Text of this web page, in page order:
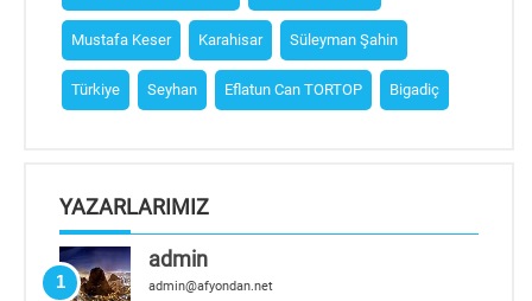
Mustafa Keser Karahisar Süleyman Şahin
Türkiye Seyhan Eflatun Can TORTOP Bigadiç
YAZARLARIMIZ
1
admin
admin@afyondan.net